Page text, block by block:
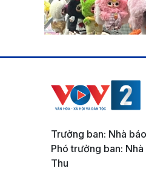
Trưởng ban: Nhà
Phó trưởng ban:
Thu